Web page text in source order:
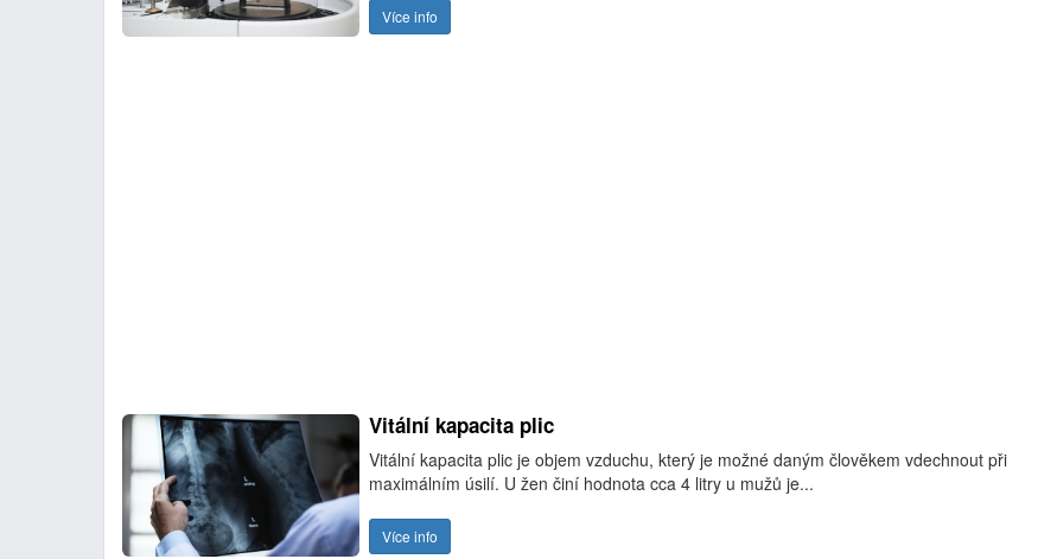
Více info
Vitální kapacita plic
Vitální kapacita plic je objem vzduchu, který je možné daným člověkem vdechnout při
maximálním úsilí. U žen činí hodnota cca 4 litry u mužů je...
Více info